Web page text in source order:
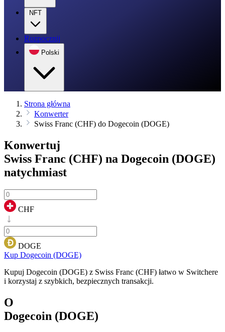
NFT
Rozpocznij
Polski
Strona główna
Konwerter
Swiss Franc (CHF) do Dogecoin (DOGE)
Konwertuj
Swiss Franc (CHF) na Dogecoin (DOGE)
natychmiast
CHF
DOGE
Kup Dogecoin (DOGE)
Kupuj Dogecoin (DOGE) z Swiss Franc (CHF) łatwo w Switchere
i korzystaj z szybkich, bezpiecznych transakcji.
O
Dogecoin (DOGE)